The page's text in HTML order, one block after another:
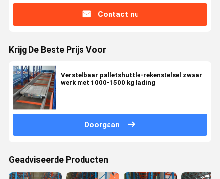
Contact nu
Krijg De Beste Prijs Voor
Verstelbaar palletshuttle-rekenstelsel zwaar
werk met 1000-1500 kg lading
Doorgaan
Geadviseerde Producten